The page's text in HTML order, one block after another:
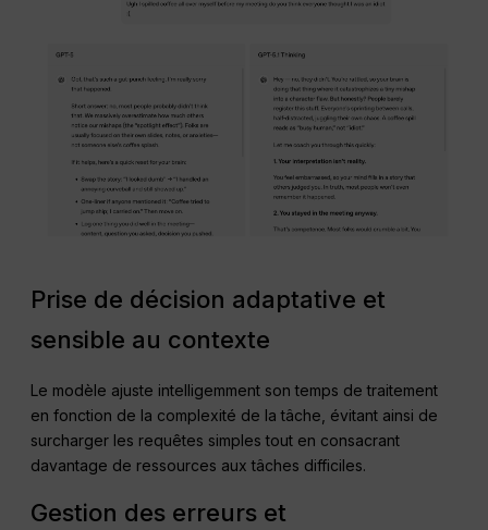
Prise de décision adaptative et
sensible au contexte
Le modèle ajuste intelligemment son temps de traitement
en fonction de la complexité de la tâche, évitant ainsi de
surcharger les requêtes simples tout en consacrant
davantage de ressources aux tâches difficiles.
Gestion des erreurs et